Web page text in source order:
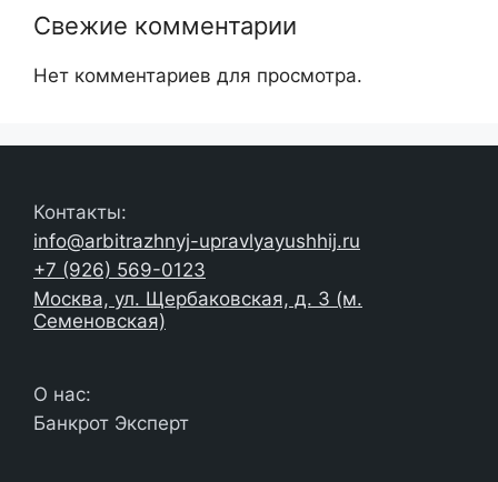
Свежие комментарии
Нет комментариев для просмотра.
Контакты:
info@arbitrazhnyj-upravlyayushhij.ru
+7 (926) 569-0123
Москва, ул. Щербаковская, д. 3 (м.
Семеновская)
О нас:
Банкрот Эксперт